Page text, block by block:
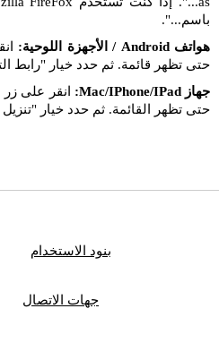
باسم...".
هواتف Android / الأجهزة اللوحية:
حتى تظهر قائمة. ثم حدد خيار "رابط
جهاز Mac/IPhone/IPad:
انقر على
حتى تظهر القائمة. ثم حدد خيار
بنود الاستخدام
جهات الاتصال